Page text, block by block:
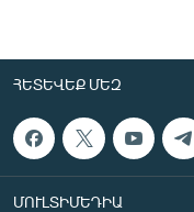
ՀԵՏԵՎԵՔ ՄԵԶ
ՄՈՒԼՏԻՄԵԴԻԱ